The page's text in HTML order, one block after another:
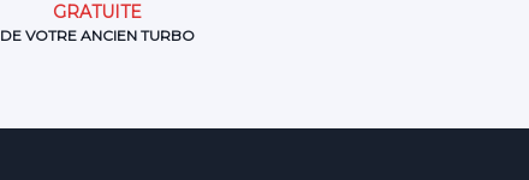
GRATUITE
DE VOTRE ANCIEN TURBO